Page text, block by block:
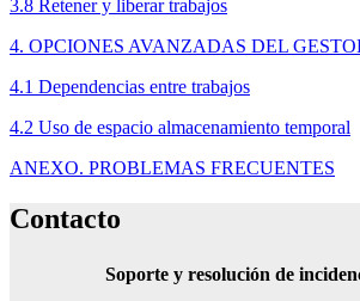
3.8 Retener y liberar trabajos
4. OPCIONES AVANZADAS DEL
4.1 Dependencias entre trabajos
4.2 Uso de espacio almacenamiento temporal
ANEXO. PROBLEMAS FRECUENTES
Contacto
Soporte y resolución de